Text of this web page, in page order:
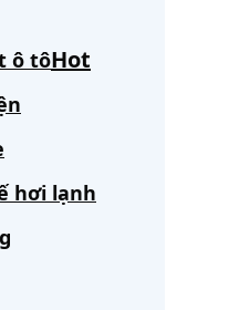
ô tô
hơi lạnh